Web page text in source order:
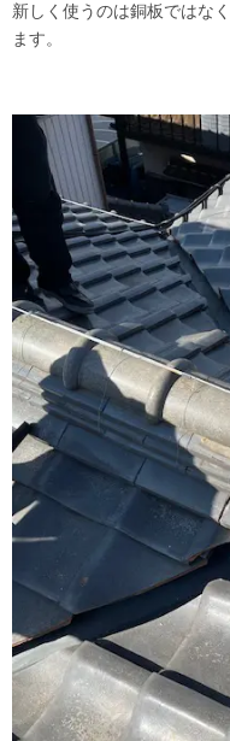
新しく使うのは銅板ではな
ます。